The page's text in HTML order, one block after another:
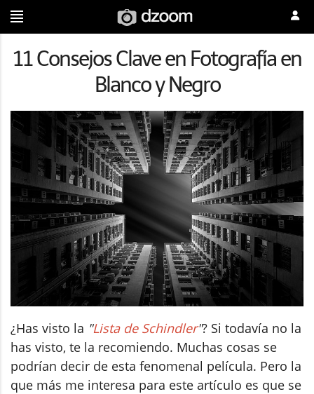
11 Consejos Clave en Fotografía en
Blanco y Negro
¿Has visto la "Lista de Schindler"? Si todavía no la
has visto, te la recomiendo. Muchas cosas se
podrían decir de esta fenomenal película. Pero la
que más me interesa para este artículo es que se